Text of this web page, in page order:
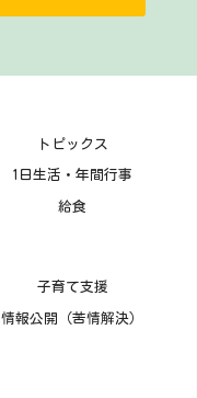
トピックス
1日生活・年間行事
給食
子育て支援
情報公開（苦情解決）